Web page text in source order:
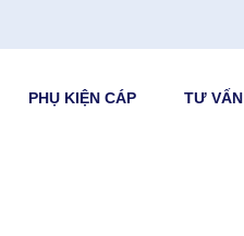
PHỤ KIỆN CÁP TƯ VẤN